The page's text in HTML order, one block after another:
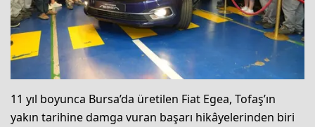
11 yıl boyunca Bursa’da üretilen Fiat Egea, Tofaş’ın
yakın tarihine damga vuran başarı hikâyelerinden biri